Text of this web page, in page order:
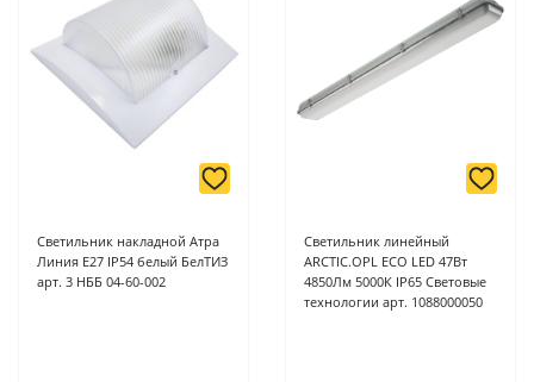
Светильник накладной Атра
Линия Е27 IP54 белый БелТИЗ
арт. 3 НББ 04-60-002
Светильник линейный
ARCTIC.OPL ECO LED 47Вт
4850Лм 5000К IP65 Световые
технологии арт. 1088000050